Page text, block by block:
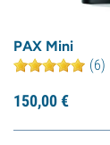
PAX Mini
(6)
150,00€